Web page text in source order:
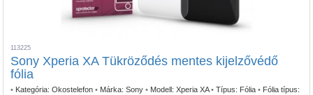
113225
Sony Xperia XA Tükröződés mentes kijelzővédő
fólia
• Kategória: Okostelefon • Márka: Sony • Modell: Xperia XA • Típus: Fólia • Fólia típus: